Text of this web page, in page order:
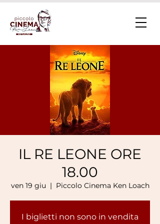
IL RE LEONE ORE
18.00
ven 19 giu
  |
Piccolo Cinema Ken Loach
I biglietti non sono in vendita